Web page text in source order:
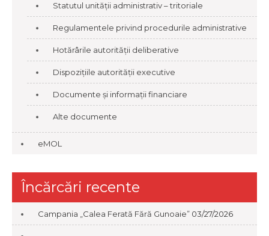
Statutul unității administrativ – tritoriale
Regulamentele privind procedurile administrative
Hotărârile autorității deliberative
Dispozițiile autorității executive
Documente și informații financiare
Alte documente
eMOL
Încărcări recente
Campania „Calea Ferată Fără Gunoaie” 03/27/2026